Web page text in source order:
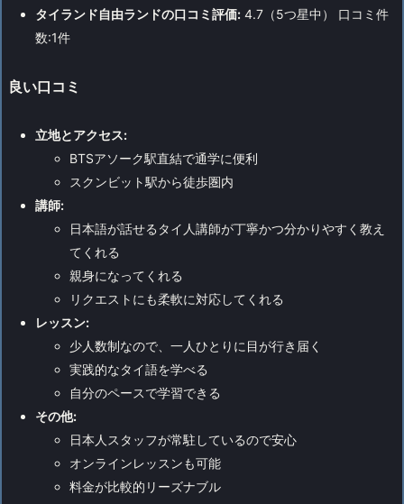
タイランド自由ランドの口コミ評価: 4.7（5つ星中） 口コミ件
数:1件
良い口コミ
立地とアクセス:
BTSアソーク駅直結で通学に便利
スクンビット駅から徒歩圏内
講師:
日本語が話せるタイ人講師が丁寧かつ分かりやすく教え
てくれる
親身になってくれる
リクエストにも柔軟に対応してくれる
レッスン:
少人数制なので、一人ひとりに目が行き届く
実践的なタイ語を学べる
自分のペースで学習できる
その他:
日本人スタッフが常駐しているので安心
オンラインレッスンも可能
料金が比較的リーズナブル